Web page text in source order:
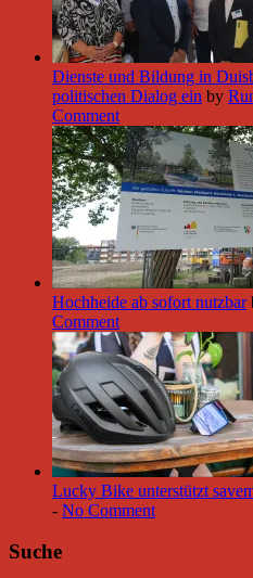
Dienste und Bildung in
politischen Dialog ein by
Comment
Hochheide ab sofort nutzbar
Comment
Lucky Bike unterstützt
- No Comment
Suche